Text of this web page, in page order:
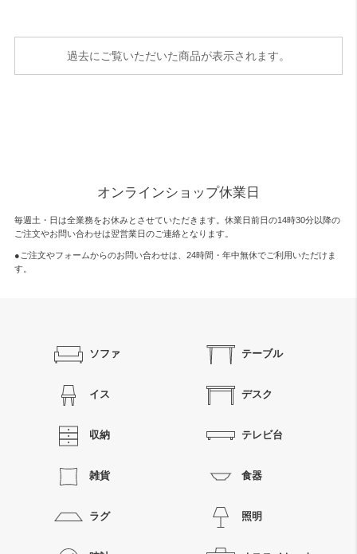
過去にご覧いただいた商品が表示されます。
オンラインショップ休業日
毎週土・日は全業務をお休みとさせていただきます。休業日前日の14時30分以降の
ご注文やお問い合わせは翌営業日のご連絡となります。
●ご注文やフォームからのお問い合わせは、 24時間・年中無休でご利用いただけま
す。
ソファ テーブル
イス デスク
収納 テレビ台
雑貨 食器
ラグ 照明